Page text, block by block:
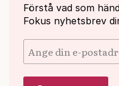
Förstå vad som
Fokus nyhetsbrev